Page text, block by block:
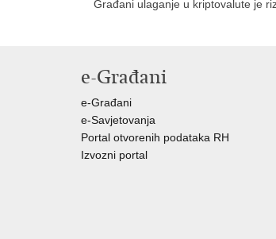
Građani ulaganje u kriptovalute je
e-Građani
e-Građani
e-Savjetovanja
Portal otvorenih podataka RH
Izvozni portal